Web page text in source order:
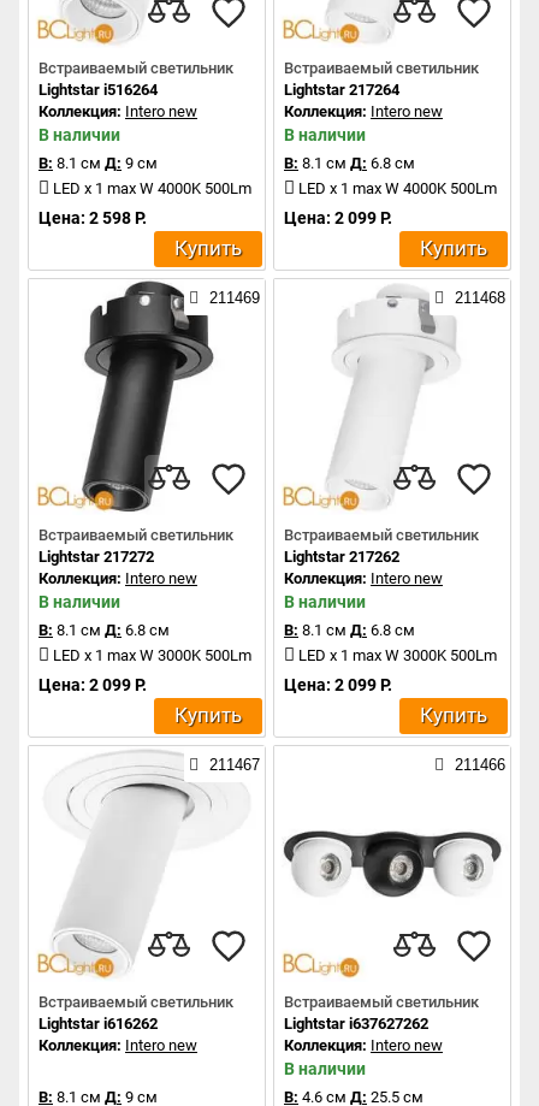
Встраиваемый светильник
Lightstar i516264
Коллекция: Intero new
В наличии
В: 8.1 см Д: 9 см
LED x 1 max W 4000K 500Lm
Цена: 2 598 Р.
Купить
Встраиваемый светильник
Lightstar 217264
Коллекция: Intero new
В наличии
В: 8.1 см Д: 6.8 см
LED x 1 max W 4000K 500Lm
Цена: 2 099 Р.
Купить
211469
Встраиваемый светильник
Lightstar 217272
Коллекция: Intero new
В наличии
В: 8.1 см Д: 6.8 см
LED x 1 max W 3000K 500Lm
Цена: 2 099 Р.
Купить
211468
Встраиваемый светильник
Lightstar 217262
Коллекция: Intero new
В наличии
В: 8.1 см Д: 6.8 см
LED x 1 max W 3000K 500Lm
Цена: 2 099 Р.
Купить
211467
Встраиваемый светильник
Lightstar i616262
Коллекция: Intero new
В: 8.1 см Д: 9 см
211466
Встраиваемый светильник
Lightstar i637627262
Коллекция: Intero new
В наличии
В: 4.6 см Д: 25.5 см